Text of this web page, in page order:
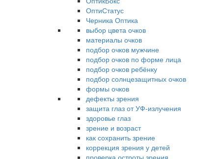
ОптиСтатус
Черника Оптика
выбор цвета очков
материалы очков
подбор очков мужчине
подбор очков по форме лица
подбор очков ребёнку
подбор солнцезащитных очков
формы очков
дефекты зрения
защита глаз от УФ-излучения
здоровье глаз
зрение и возраст
как сохранить зрение
коррекция зрения у детей